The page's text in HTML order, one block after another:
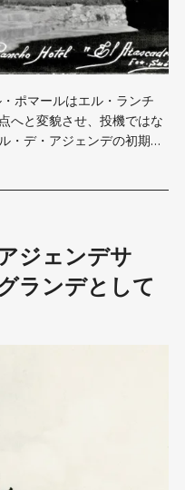
ポマールはエル・ランチ
へと変貌させ、投機ではな
・デ・アジェンデの初期の
ジェンデサ
ランデとして